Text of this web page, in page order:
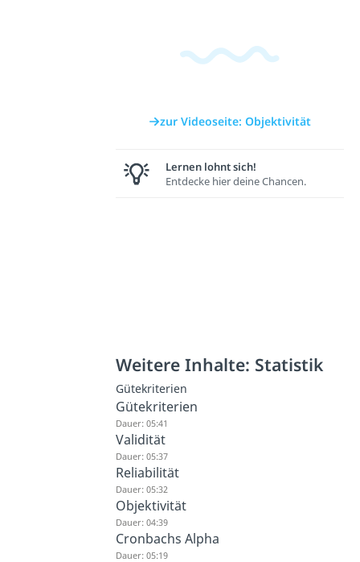
zur Videoseite: Objektivität
Lernen lohnt sich!
Entdecke hier deine Chancen.
Weitere Inhalte: Statistik
Gütekriterien
Gütekriterien
Dauer: 05:41
Validität
Dauer: 05:37
Reliabilität
Dauer: 05:32
Objektivität
Dauer: 04:39
Cronbachs Alpha
Dauer: 05:19